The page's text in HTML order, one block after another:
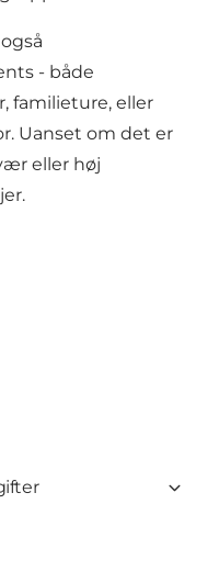
- både
familieture, eller
Uanset om det er
eller høj